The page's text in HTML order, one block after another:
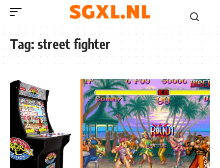
Tag: street fighter